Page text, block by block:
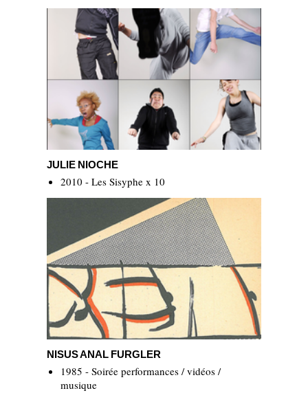
JULIE NIOCHE
2010 - Les Sisyphe x 10
NISUS ANAL FURGLER
1985 - Soirée performances / vidéos /
musique